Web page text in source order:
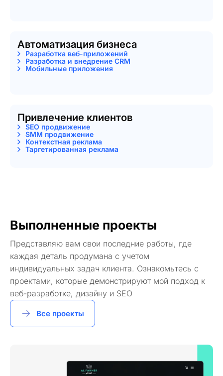
Автоматизация бизнеса
Разработка веб-приложений
Разработка и внедрение CRM
Мобильные приложения
Привлечение клиентов
SEO продвижение
SMM продвижение
Контекстная реклама
Таргетированная реклама
Выполненные проекты
Представляю вам свои последние работы, где
каждая деталь продумана с учетом
индивидуальных задач клиента. Ознакомьтесь с
проектами, которые демонстрируют мой подход к
веб-разработке, дизайну и SEO
Все проекты